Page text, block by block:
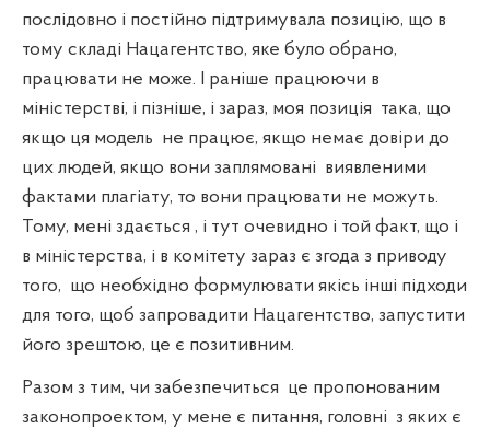
послідовно і постійно підтримувала позицію, що в
тому складі Нацагентство, яке було обрано,
працювати не може. І раніше працюючи в
міністерстві, і пізніше, і зараз, моя позиція така, що
якщо ця модель не працює, якщо немає довіри до
цих людей, якщо вони заплямовані виявленими
фактами плагіату, то вони працювати не можуть.
Тому, мені здається , і тут очевидно і той факт, що і
в міністерства, і в комітету зараз є згода з приводу
того, що необхідно формулювати якісь інші підходи
для того, щоб запровадити Нацагентство, запустити
його зрештою, це є позитивним.
Разом з тим, чи забезпечиться це пропонованим
законопроектом, у мене є питання, головні з яких є